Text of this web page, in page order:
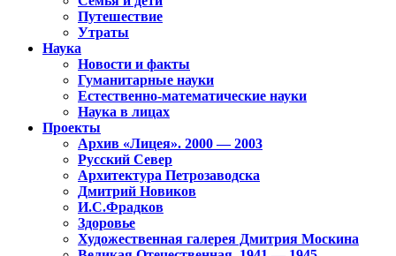
Путешествие
Утраты
Наука
Новости и факты
Гуманитарные науки
Естественно-математические науки
Наука в лицах
Проекты
Архив «Лицея». 2000 — 2003
Русский Север
Архитектура Петрозаводска
Дмитрий Новиков
И.С.Фрадков
Здоровье
Художественная галерея Дмитрия Москина